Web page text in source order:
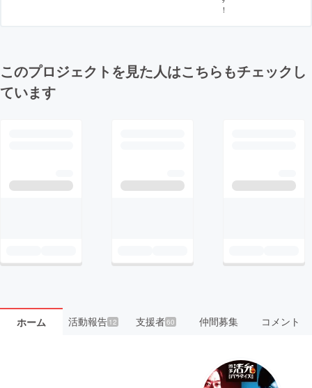
！
このプロジェクトを見た人はこちらもチェックし
ています
ホーム 活動報告12 支援者60 仲間募集 コメント